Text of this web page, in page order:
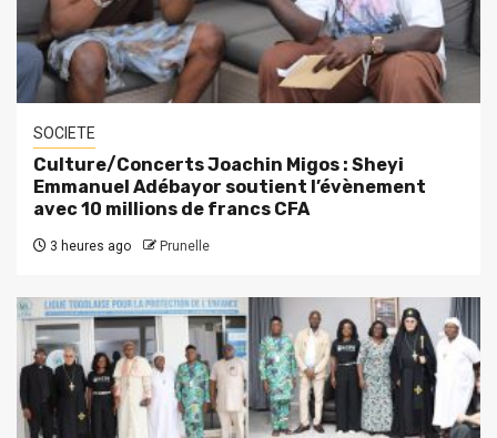
SOCIETE
Culture/Concerts Joachin Migos : Sheyi
Emmanuel Adébayor soutient l’évènement
avec 10 millions de francs CFA
3 heures ago Prunelle